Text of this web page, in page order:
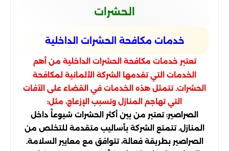
الحشرات
خدمات مكافحة الحشرات الداخلية
تعتبر خدمات مكافحة الحشرات الداخلية من أهم
الخدمات التي تقدمها الشركة الألمانية لمكافحة
الحشرات. تتمثل هذه الخدمات في القضاء على الآفات
التي تهاجم المنازل وتسبب الإزعاج، مثل:
الصراصير: تعتبر من بين أكثر الحشرات شيوعاً داخل
المنازل. تتمتع الشركة بأساليب متقدمة للتخلص من
الصراصير بطريقة فعالة، تتوافق مع معايير السلامة.